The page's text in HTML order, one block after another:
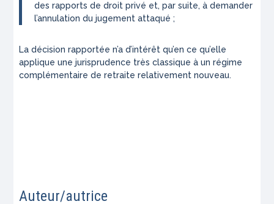
des rapports de droit privé et, par suite, à demander
l’annulation du jugement attaqué ;
La décision rapportée n’a d’intérêt qu’en ce qu’elle
applique une jurisprudence très classique à un régime
complémentaire de retraite relativement nouveau.
Auteur/autrice